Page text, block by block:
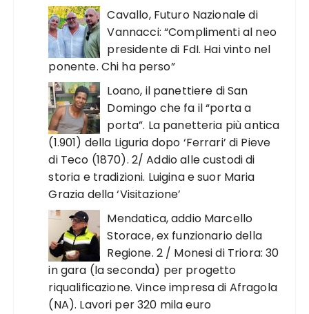
Cavallo, Futuro Nazionale di
Vannacci: “Complimenti al neo
presidente di FdI. Hai vinto nel
ponente. Chi ha perso”
Loano, il panettiere di San
Domingo che fa il “porta a
porta”. La panetteria più antica
(1.901) della Liguria dopo ‘Ferrari’ di Pieve
di Teco (1870). 2/ Addio alle custodi di
storia e tradizioni. Luigina e suor Maria
Grazia della ‘Visitazione’
Mendatica, addio Marcello
Storace, ex funzionario della
Regione. 2 / Monesi di Triora: 30
in gara (la seconda) per progetto
riqualificazione. Vince impresa di Afragola
(NA). Lavori per 320 mila euro